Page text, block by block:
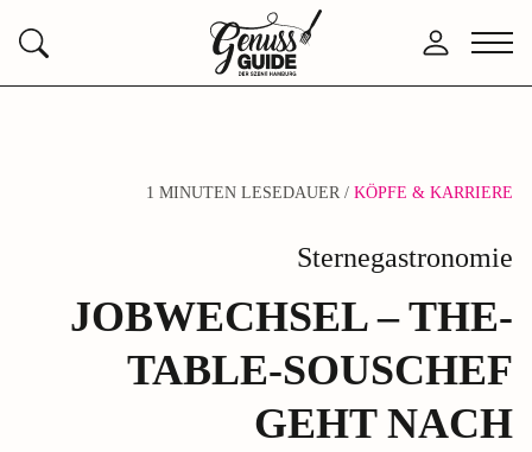
Suchen
Zurück
zur
Anmelden
Menü
1 MINUTEN LESEDAUER / KÖPFE & KARRIERE
Sternegastronomie
JOBWECHSEL – THE-
TABLE-SOUSCHEF
GEHT NACH